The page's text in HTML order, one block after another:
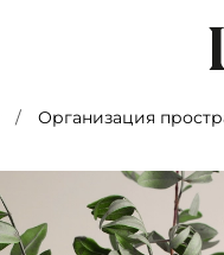
Организация